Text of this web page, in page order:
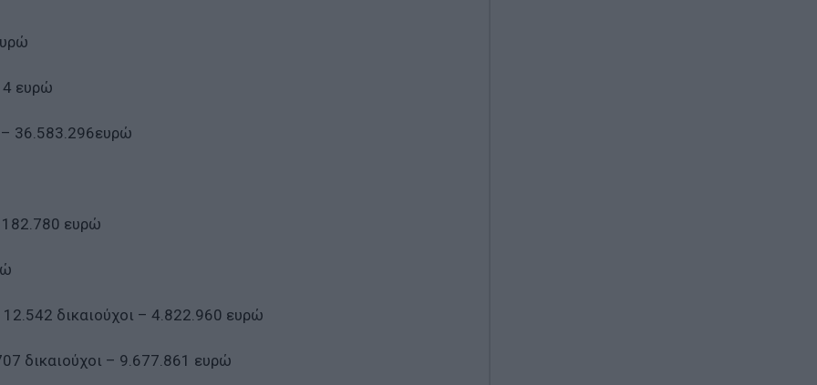
ευρώ
– 36.583.296ευρώ
182.780 ευρώ
δικαιούχοι – 4.822.960 ευρώ
δικαιούχοι – 9.677.861 ευρώ